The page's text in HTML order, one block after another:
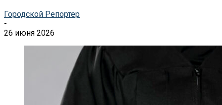
Городской Репортер
-
26 июня 2026